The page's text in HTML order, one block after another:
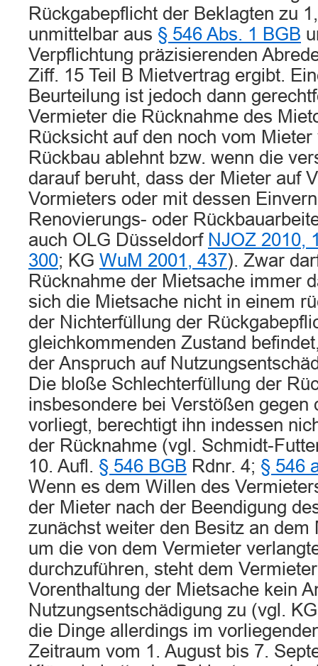
Rückgabepflicht der Beklagten zu
unmittelbar aus § 546 Abs. 1 BGB
Verpflichtung präzisierenden
Ziff. 15 Teil B Mietvertrag ergibt.
Beurteilung ist jedoch dann
Vermieter die Rücknahme des
Rücksicht auf den noch vom
Rückbau ablehnt bzw. wenn die
darauf beruht, dass der Mieter auf
Vormieters oder mit dessen
Renovierungs- oder
auch OLG Düsseldorf NJOZ 2010,
300; KG WuM 2001, 437). Zwar
Rücknahme der Mietsache immer
sich die Mietsache nicht in einem
der Nichterfüllung der
gleichkommenden Zustand
der Anspruch auf
Die bloße Schlechterfüllung der
insbesondere bei Verstößen gegen
vorliegt, berechtigt ihn indessen
der Rücknahme (vgl. Schmidt-
10. Aufl. § 546 BGB Rdnr. 4; § 546
Wenn es dem Willen des
der Mieter nach der Beendigung
zunächst weiter den Besitz an dem
um die von dem Vermieter
durchzuführen, steht dem
Vorenthaltung der Mietsache kein
Nutzungsentschädigung zu (vgl.
die Dinge allerdings im
Zeitraum vom 1. August bis 7.